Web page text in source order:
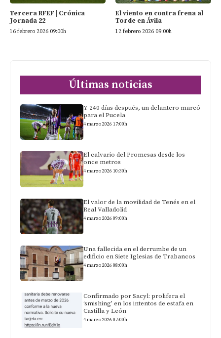
Tercera RFEF | Crónica
Jornada 22
16 febrero 2026 09:00h
El viento en contra frena al
Torde en Ávila
12 febrero 2026 09:00h
Últimas noticias
Y 240 días después, un delantero marcó
para el Pucela
4 marzo 2026 17:00h
El calvario del Promesas desde los
once metros
4 marzo 2026 10:30h
El valor de la movilidad de Tenés en el
Real Valladolid
4 marzo 2026 09:00h
Una fallecida en el derrumbe de un
edificio en Siete Iglesias de Trabancos
4 marzo 2026 08:00h
Confirmado por Sacyl: prolifera el
‘smishing’ en los intentos de estafa en
Castilla y León
4 marzo 2026 07:00h